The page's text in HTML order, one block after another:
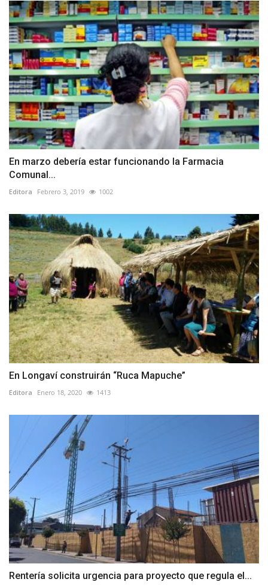
En marzo debería estar funcionando la Farmacia
Comunal...
Editora Febrero 3, 2019 1002
En Longaví construirán “Ruca Mapuche”
Editora Enero 18, 2020 1413
Rentería solicita urgencia para proyecto que regula el...